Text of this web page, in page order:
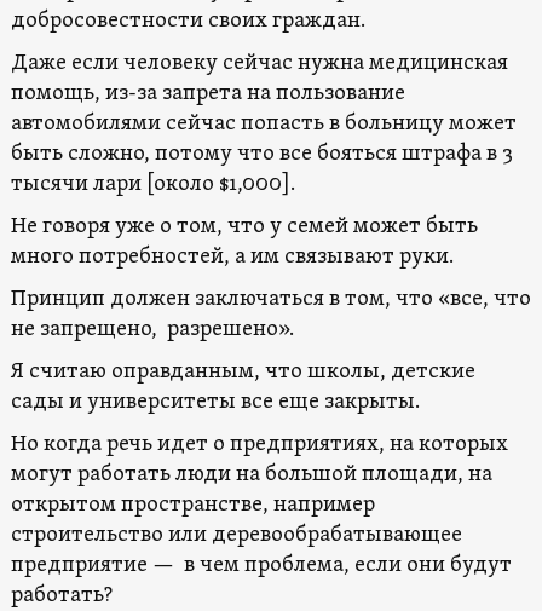
добросовестности своих граждан.
Даже если человеку сейчас нужна медицинская
помощь, из-за запрета на пользование
автомобилями сейчас попасть в больницу может
быть сложно, потому что все бояться штрафа в 3
тысячи лари [около $1,000].
Не говоря уже о том, что у семей может быть
много потребностей, а им связывают руки.
Принцип должен заключаться в том, что «все, что
не запрещено, разрешено».
Я считаю оправданным, что школы, детские
сады и университеты все еще закрыты.
Но когда речь идет о предприятиях, на которых
могут работать люди на большой площади, на
открытом пространстве, например
строительство или деревообрабатывающее
предприятие — в чем проблема, если они будут
работать?